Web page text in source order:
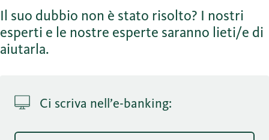
Il suo dubbio non è stato risolto? I nostri
esperti e le nostre esperte saranno lieti/e di
aiutarla.
Ci scriva nell’e-banking: